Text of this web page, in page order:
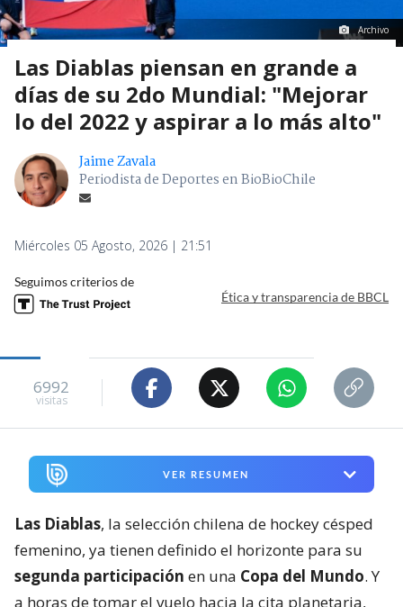
Archivo
Las Diablas piensan en grande a
días de su 2do Mundial: "Mejorar
lo del 2022 y aspirar a lo más alto"
Jaime Zavala
Periodista de Deportes en BioBioChile
Miércoles 05 Agosto, 2026 | 21:51
Seguimos criterios de
Ética y transparencia de BBCL
6992
visitas
VER RESUMEN
Las Diablas, la selección chilena de hockey césped
femenino, ya tienen definido el horizonte para su
segunda participación en una Copa del Mundo. Y
a horas de tomar el vuelo hacia la cita planetaria,